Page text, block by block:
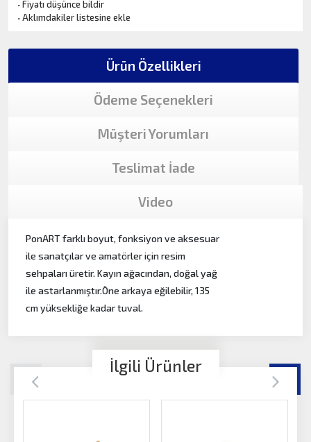
·Fiyatı düşünce bildir
·Aklımdakiler listesine ekle
Ürün Özellikleri
Ödeme Seçenekleri
Müşteri Yorumları
Teslimat İade
Video
PonART farklı boyut, fonksiyon ve aksesuar
ile sanatçılar ve amatörler için resim
sehpaları üretir. Kayın ağacından, doğal yağ
ile astarlanmıştır.Öne arkaya eğilebilir, 135
cm yüksekliğe kadar tuval.
İlgili Ürünler